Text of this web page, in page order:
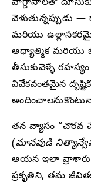
వాగ్దానాలతో
వెళుతున్నప్పుడు
మరియు
ఆధ్యాత్మిక మరియు
తీసుకువెళ్ళే
వివేకవంతమైన
తన వ్యాసం “చొరవ
(మానవుడి
ఆయన ఇలా
ప్రకృతిని, తమ